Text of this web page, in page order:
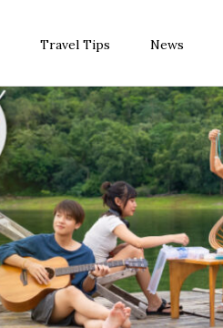
Travel Tips News